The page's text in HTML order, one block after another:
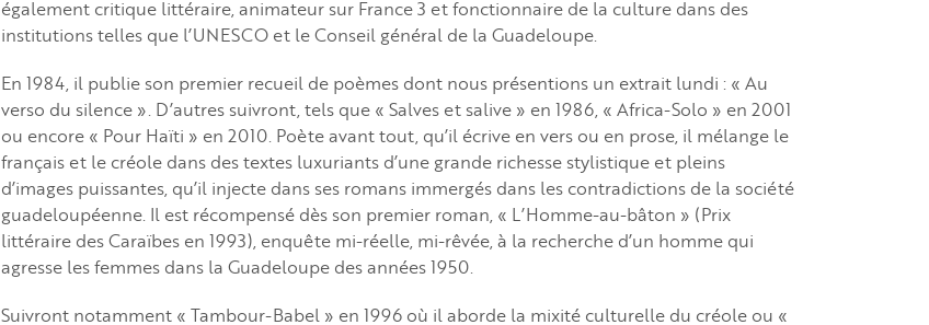
également critique littéraire, animateur sur France 3 et fonctionnaire de la culture dans des
institutions telles que l’UNESCO et le Conseil général de la Guadeloupe.
En 1984, il publie son premier recueil de poèmes dont nous présentions un extrait lundi : « Au
verso du silence ». D’autres suivront, tels que « Salves et salive » en 1986, « Africa-Solo » en 2001
ou encore « Pour Haïti » en 2010. Poète avant tout, qu’il écrive en vers ou en prose, il mélange le
français et le créole dans des textes luxuriants d’une grande richesse stylistique et pleins
d’images puissantes, qu’il injecte dans ses romans immergés dans les contradictions de la société
guadeloupéenne. Il est récompensé dès son premier roman, « L’Homme-au-bâton » (Prix
littéraire des Caraïbes en 1993), enquête mi-réelle, mi-rêvée, à la recherche d’un homme qui
agresse les femmes dans la Guadeloupe des années 1950.
Suivront notamment « Tambour-Babel » en 1996 où il aborde la mixité culturelle du créole ou «